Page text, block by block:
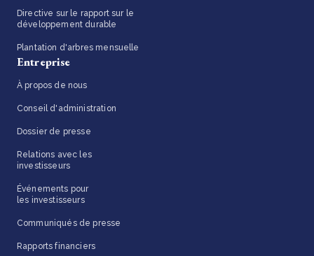
Directive sur le rapport sur le
développement durable
Plantation d'arbres mensuelle
Entreprise
À propos de nous
Conseil d'administration
Dossier de presse
Relations avec les
investisseurs
Événements pour
les investisseurs
Communiqués de presse
Rapports financiers